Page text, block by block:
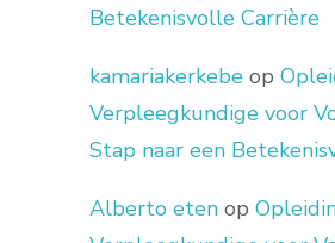
Betekenisvolle Carrière
kamariakerkebe op
Verpleegkundige voor
Stap naar een
Alberto eten op